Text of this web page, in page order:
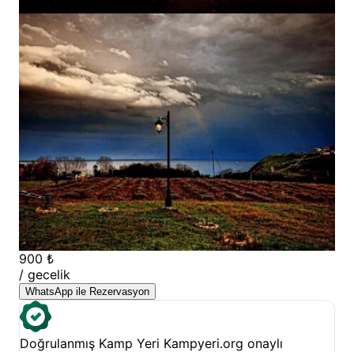
900 ₺
/ gecelik
WhatsApp ile Rezervasyon
Doğrulanmış Kamp Yeri Kampyeri.org onaylı